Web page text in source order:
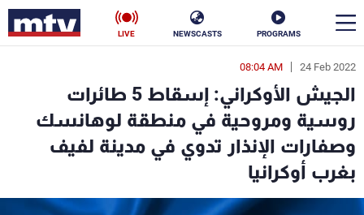
PROGRAMS
NEWSCASTS
LIVE
24 Feb 2022
08:04 AM
الجيش الأوكراني: إسقاط 5 طائرات
روسية ومروحية في منطقة لوهانسك
وصفارات الإنذار تدوي في مدينة لفيف
بغرب أوكرانيا
en
الأخبار
سياسة ناس
إقتصاد